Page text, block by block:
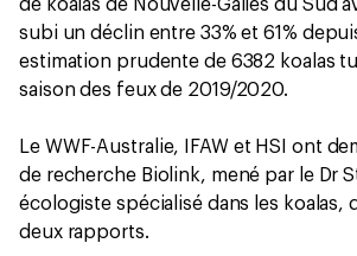
de koalas de Nouvelle-Galles du Sud
subi un déclin entre 33% et 61%
estimation prudente de 6382 koalas
saison des feux de 2019/2020.
Le WWF-Australie, IFAW et HSI ont
de recherche Biolink, mené par le Dr
écologiste spécialisé dans les koalas,
deux rapports.